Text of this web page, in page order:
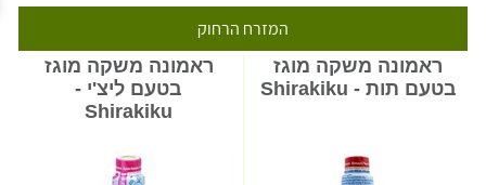
המזרח הרחוק
ראמונה משקה מוגז
בטעם תות - Shirakiku
ראמונה משקה מוגז
בטעם ליצ'י -
Shirakiku